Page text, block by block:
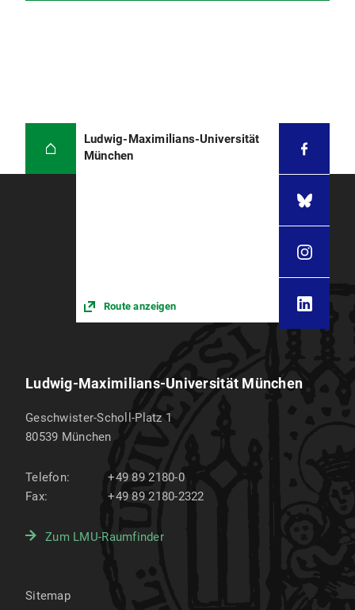
Ludwig-Maximilians-Universität
München
Route anzeigen
Ludwig-Maximilians-Universität München
Geschwister-Scholl-Platz 1
80539 München
Telefon:
+49 89 2180-0
Fax:
+49 89 2180-2322
Zum LMU-Raumfinder
Sitemap